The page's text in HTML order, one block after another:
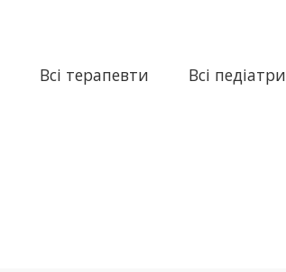
Всі терапевти Всі педіатри